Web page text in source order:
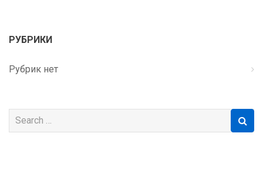
РУБРИКИ
Рубрик нет